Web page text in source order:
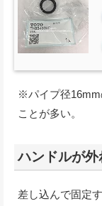
※パイプ径16mm
ことが多い。
ハンドルが外
差し込んで固定